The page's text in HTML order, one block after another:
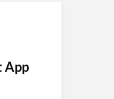
App